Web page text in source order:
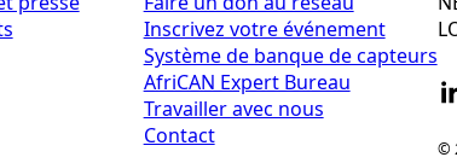
Inscrivez votre événement
Système de banque de capteurs
AfriCAN Expert Bureau
Travailler avec nous
Contact
©